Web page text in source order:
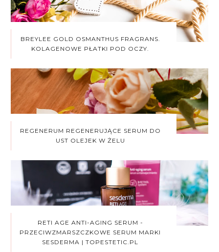
BREYLEE GOLD OSMANTHUS FRAGRANS.
KOLAGENOWE PŁATKI POD OCZY.
REGENERUM REGENERUJĄCE SERUM DO
UST OLEJEK W ŻELU
RETI AGE ANTI-AGING SERUM -
PRZECIWZMARSZCZKOWE SERUM MARKI
SESDERMA | TOPESTETIC.PL